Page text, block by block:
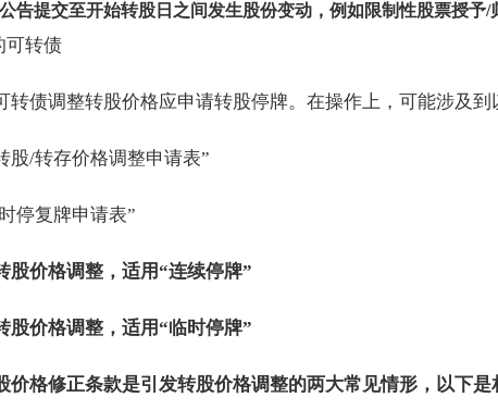
告提交至开始转股日之间发生股份变动，例如限制性股票授予/
可转债
转债调整转股价格应申请转股停牌。在操作上，可能涉及到
股/转存价格调整申请表”
停复牌申请表”
股价格调整，适用“连续停牌”
股价格调整，适用“临时停牌”
价格修正条款是引发转股价格调整的两大常见情形，以下是